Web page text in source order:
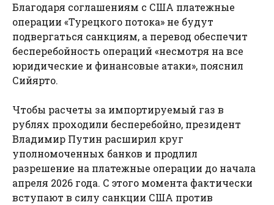
Благодаря соглашениям с США платежные
операции «Турецкого потока» не будут
подвергаться санкциям, а перевод обеспечит
бесперебойность операций «несмотря на все
юридические и финансовые атаки», пояснил
Сийярто.
Чтобы расчеты за импортируемый газ в
рублях проходили бесперебойно, президент
Владимир Путин расширил круг
уполномоченных банков и продлил
разрешение на платежные операции до начала
апреля 2026 года. С этого момента фактически
вступают в силу санкции США против